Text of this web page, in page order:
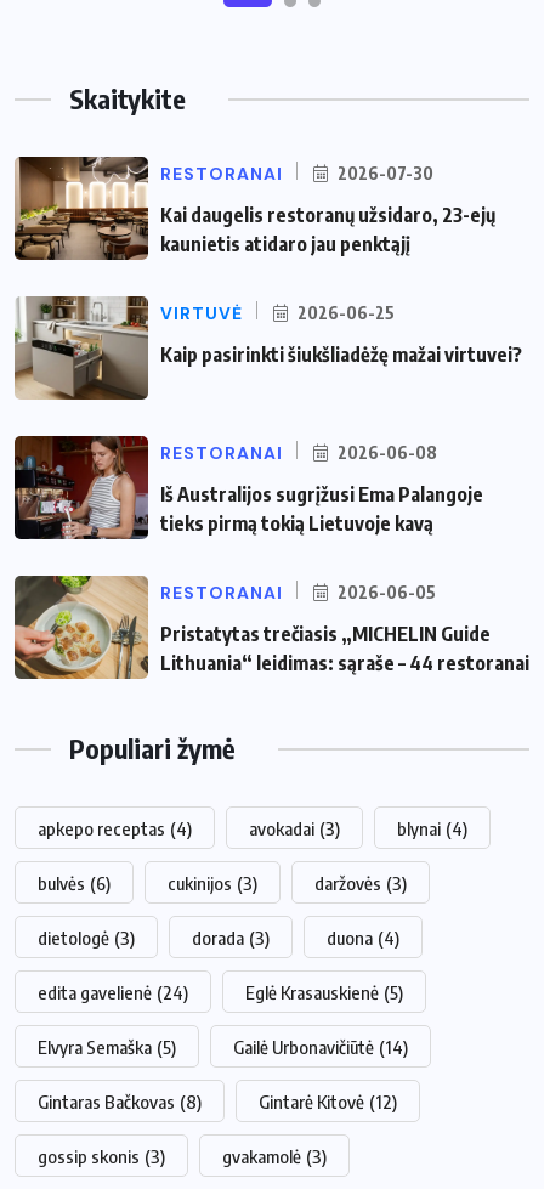
Skaitykite
RESTORANAI 2026-07-30
Kai daugelis restoranų užsidaro, 23-ejų
kaunietis atidaro jau penktąjį
VIRTUVĖ 2026-06-25
Kaip pasirinkti šiukšliadėžę mažai virtuvei?
RESTORANAI 2026-06-08
Iš Australijos sugrįžusi Ema Palangoje
tieks pirmą tokią Lietuvoje kavą
RESTORANAI 2026-06-05
Pristatytas trečiasis „MICHELIN Guide
Lithuania“ leidimas: sąraše – 44 restoranai
Populiari žymė
apkepo receptas (4) avokadai (3) blynai (4)
bulvės (6) cukinijos (3) daržovės (3)
dietologė (3) dorada (3) duona (4)
edita gavelienė (24) Eglė Krasauskienė (5)
Elvyra Semaška (5) Gailė Urbonavičiūtė (14)
Gintaras Bačkovas (8) Gintarė Kitovė (12)
gossip skonis (3) gvakamolė (3)